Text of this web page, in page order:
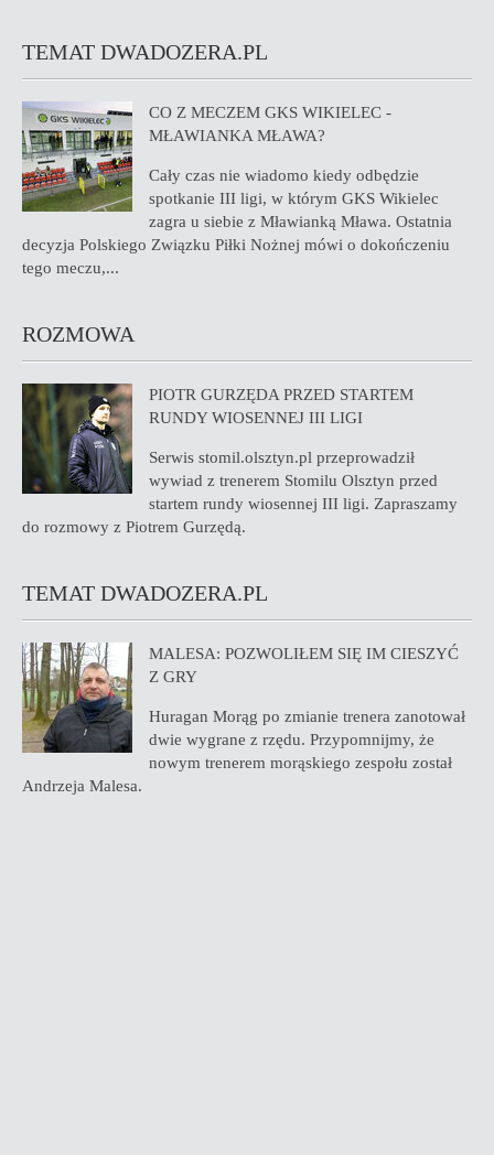
TEMAT DWADOZERA.PL
CO Z MECZEM GKS WIKIELEC -
MŁAWIANKA MŁAWA?
Cały czas nie wiadomo kiedy odbędzie
spotkanie III ligi, w którym GKS Wikielec
zagra u siebie z Mławianką Mława. Ostatnia
decyzja Polskiego Związku Piłki Nożnej mówi o dokończeniu
tego meczu,...
ROZMOWA
PIOTR GURZĘDA PRZED STARTEM
RUNDY WIOSENNEJ III LIGI
Serwis stomil.olsztyn.pl przeprowadził
wywiad z trenerem Stomilu Olsztyn przed
startem rundy wiosennej III ligi. Zapraszamy
do rozmowy z Piotrem Gurzędą.
TEMAT DWADOZERA.PL
MALESA: POZWOLIŁEM SIĘ IM CIESZYĆ
Z GRY
Huragan Morąg po zmianie trenera zanotował
dwie wygrane z rzędu. Przypomnijmy, że
nowym trenerem morąskiego zespołu został
Andrzeja Malesa.